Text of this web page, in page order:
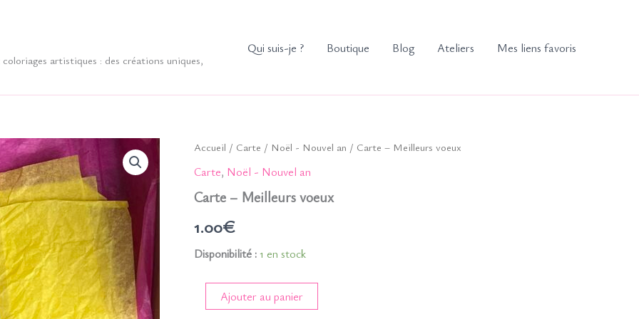
artistiques : des créations uniques,
Qui suis-je ? Boutique Blog Ateliers Mes liens favoris
Accueil / Carte / Noël - Nouvel an / Carte – Meilleurs voeux
Carte, Noël - Nouvel an
Carte – Meilleurs voeux
1.00€
Disponibilité :1 en stock
Ajouter au panier